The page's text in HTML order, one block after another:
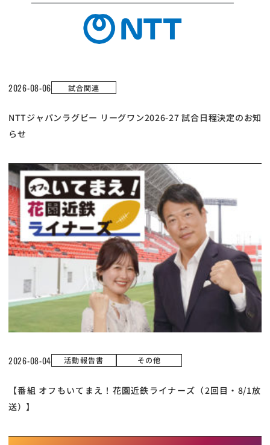
2026-08-06 試合関連
NTTジャパンラグビー リーグワン2026-27 試合日程決定のお知
らせ
2026-08-04 活動報告書 その他
【番組 オフもいてまえ！花園近鉄ライナーズ（2回目・8/1放
送）】